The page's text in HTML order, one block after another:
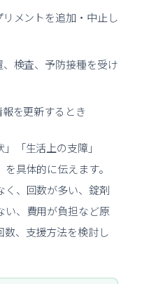
メントを追加・中止し
検査、予防接種を受け
を更新するとき
「生活上の支障」
を具体的に伝えます。
く、回数が多い、錠剤
い、費用が負担など原
数、支援方法を検討し